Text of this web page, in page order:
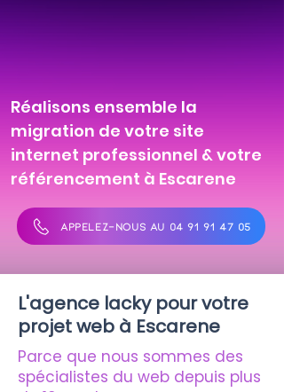
Réalisons ensemble la
migration de votre site
internet professionnel & votre
référencement à Escarene
APPELEZ-NOUS AU 04 91 91 47 05
L'agence lacky pour votre
projet web à Escarene
Parce que nous sommes des
spécialistes du web depuis plus